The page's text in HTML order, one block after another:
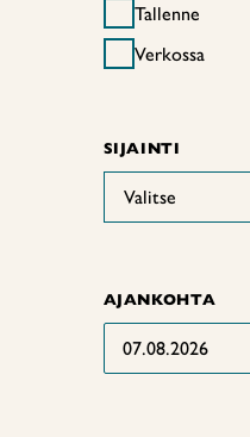
Tallenne
Verkossa
SIJAINTI
Valitse
AJANKOHTA
07.08.2026